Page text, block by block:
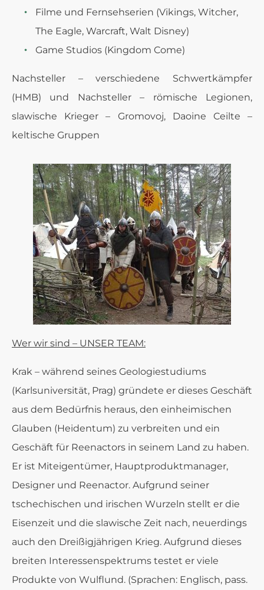
Filme und Fernsehserien (Vikings, Witcher,
The Eagle, Warcraft, Walt Disney)
Game Studios (Kingdom Come)
Nachsteller – verschiedene Schwertkämpfer
(HMB) und Nachsteller – römische Legionen,
slawische Krieger – Gromovoj, Daoine Ceilte –
keltische Gruppen
Wer wir sind – UNSER TEAM:
Krak – während seines Geologiestudiums
(Karlsuniversität, Prag) gründete er dieses Geschäft
aus dem Bedürfnis heraus, den einheimischen
Glauben (Heidentum) zu verbreiten und ein
Geschäft für Reenactors in seinem Land zu haben.
Er ist Miteigentümer, Hauptproduktmanager,
Designer und Reenactor. Aufgrund seiner
tschechischen und irischen Wurzeln stellt er die
Eisenzeit und die slawische Zeit nach, neuerdings
auch den Dreißigjährigen Krieg. Aufgrund dieses
breiten Interessenspektrums testet er viele
Produkte von Wulflund. (Sprachen: Englisch, pass.